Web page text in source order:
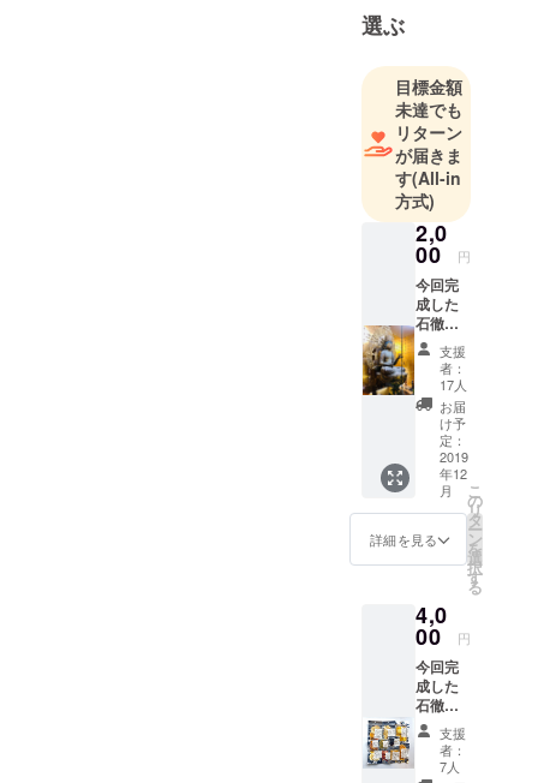
選ぶ
目標金額
未達でも
リターン
が届きま
す(All-in
方式)
2,0
00 円
今回完
成した
石徹白
民話絵
本第５
弾「虚
空蔵菩
薩と上
村十二
人」を
お送り
しま
す。 奥
州平泉
から藤
白に奉
納した
虚空蔵
菩薩の
ストー
リーを
絵本に
しまし
た。
支援
者：
17人
お届
け予
定：
2019
年12
月
詳細を見る
こ
の
リ
タ
ー
ン
を
選
択
す
る
4,0
00 円
今回完
成した
石徹白
民話絵
本第５
弾「虚
支援
者：
7人